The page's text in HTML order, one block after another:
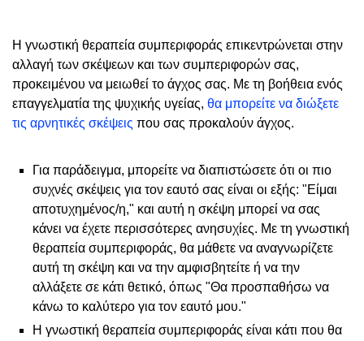
Η γνωστική θεραπεία συμπεριφοράς επικεντρώνεται στην
αλλαγή των σκέψεων και των συμπεριφορών σας,
προκειμένου να μειωθεί το άγχος σας. Με τη βοήθεια ενός
επαγγελματία της ψυχικής υγείας, θα μπορείτε να διώξετε
τις αρνητικές σκέψεις που σας προκαλούν άγχος.
Για παράδειγμα, μπορείτε να διαπιστώσετε ότι οι πιο
συχνές σκέψεις για τον εαυτό σας είναι οι εξής: "Είμαι
αποτυχημένος/η," και αυτή η σκέψη μπορεί να σας
κάνει να έχετε περισσότερες ανησυχίες. Με τη γνωστική
θεραπεία συμπεριφοράς, θα μάθετε να αναγνωρίζετε
αυτή τη σκέψη και να την αμφισβητείτε ή να την
αλλάξετε σε κάτι θετικό, όπως "Θα προσπαθήσω να
κάνω το καλύτερο για τον εαυτό μου."
Η γνωστική θεραπεία συμπεριφοράς είναι κάτι που θα